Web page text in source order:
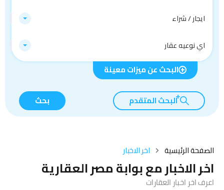
ايجار / شراء
اي نوعيه عقار
البحث عن ميزات معينة
البحث المتقدم بحث
الصفحة الرئيسية اخر الاخبار
اخر الاخبار مع بوابة مصر العقارية
اعرف اخر اخبار العقارات